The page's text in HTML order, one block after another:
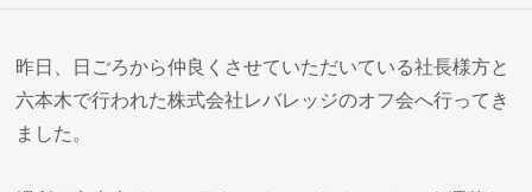
昨日、日ごろから仲良くさせていただいている社長様方と
六本木で行われた株式会社レバレッジのオフ会へ行ってき
ました。